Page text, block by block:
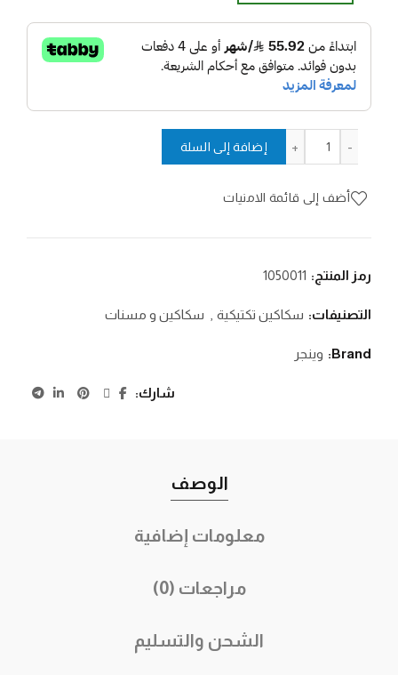
إضافة إلى السلة
أضف إلى قائمة الامنيات
رمز المنتج: 1050011
التصنيفات: سكاكين تكتيكية سكاكين و مسنات
Brand: وينجر
شارك
الوصف
معلومات إضافية
مراجعات (0)
الشحن والتسليم